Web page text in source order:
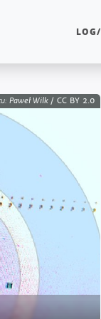
LOG/
Paweł Wilk CC BY 2.0